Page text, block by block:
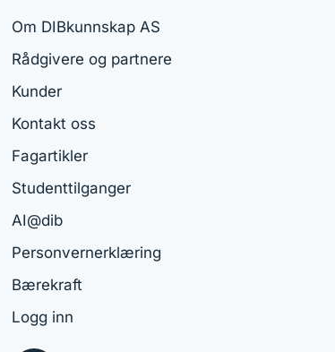
Om DIBkunnskap AS
Rådgivere og partnere
Kunder
Kontakt oss
Fagartikler
Studenttilganger
AI@dib
Personvernerklæring
Bærekraft
Logg inn